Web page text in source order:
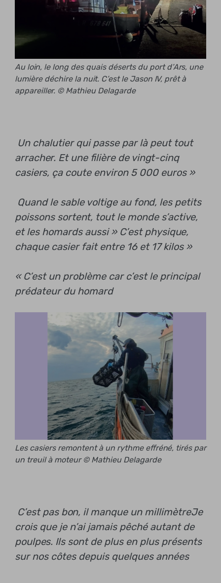
Au loin, le long des quais déserts du port d’Ars, une
lumière déchire la nuit. C’est le Jason IV, prêt à
appareiller. © Mathieu Delagarde
Un chalutier qui passe par là peut tout
arracher. Et une filière de vingt-cinq
casiers, ça coute environ 5 000 euros »
Quand le sable voltige au fond, les petits
poissons sortent, tout le monde s’active,
et les homards aussi »C’est physique,
chaque casier fait entre 16 et 17 kilos »
« C’est un problème car c’est le principal
prédateur du homard
Les casiers remontent à un rythme effréné, tirés par
un treuil à moteur © Mathieu Delagarde
C’est pas bon, il manque un millimètreJe
crois que je n’ai jamais pêché autant de
poulpes. Ils sont de plus en plus présents
sur nos côtes depuis quelques années